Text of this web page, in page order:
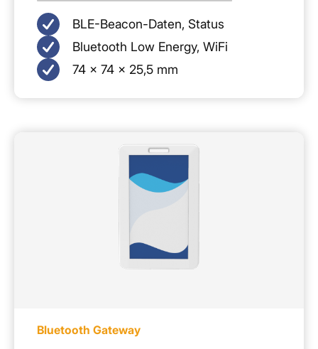
BLE-Beacon-Daten, Status
Bluetooth Low Energy, WiFi
74 × 74 × 25,5 mm
Bluetooth Gateway